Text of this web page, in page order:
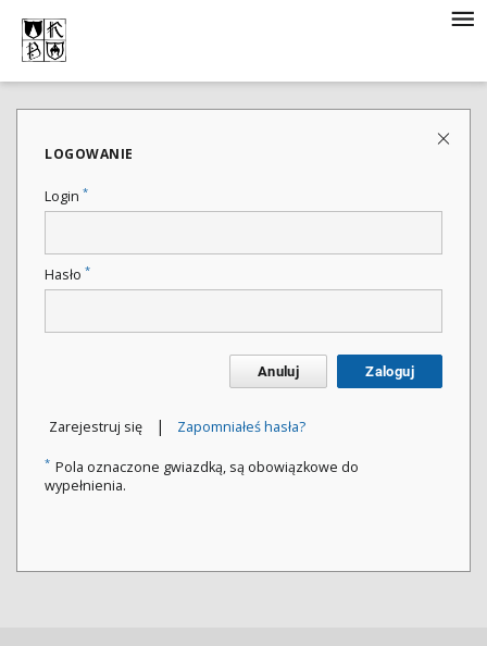
LOGOWANIE
Login *
Hasło *
Anuluj Zaloguj
Zarejestruj się | Zapomniałeś hasła?
* Pola oznaczone gwiazdką, są obowiązkowe do
wypełnienia.